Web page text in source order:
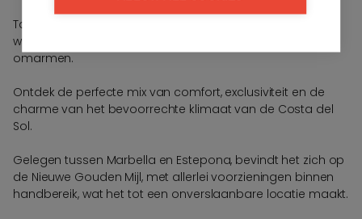
Taray Residences is meer dan alleen een plek om te
wonen; het is de kans om een buitengewone levensstijl te
omarmen.
Ontdek de perfecte mix van comfort, exclusiviteit en de
charme van het bevoorrechte klimaat van de Costa del
Sol.
Gelegen tussen Marbella en Estepona, bevindt het zich op
de Nieuwe Gouden Mijl, met allerlei voorzieningen binnen
handbereik, wat het tot een onverslaanbare locatie maakt.